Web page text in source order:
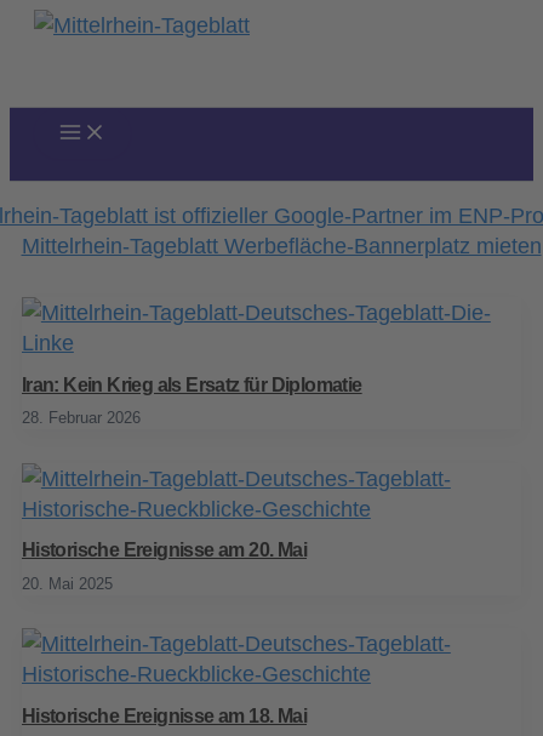
Zum
Iran: Kein Krieg als Ersatz für Diplomatie
28. Februar 2026
Historische Ereignisse am 20. Mai
20. Mai 2025
Historische Ereignisse am 18. Mai